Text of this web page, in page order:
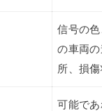
信号の
の車両
所、損
可能で